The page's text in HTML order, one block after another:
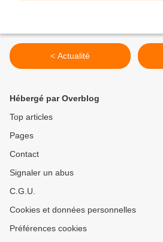
< Actualité
Hébergé par Overblog
Top articles
Pages
Contact
Signaler un abus
C.G.U.
Cookies et données personnelles
Préférences cookies